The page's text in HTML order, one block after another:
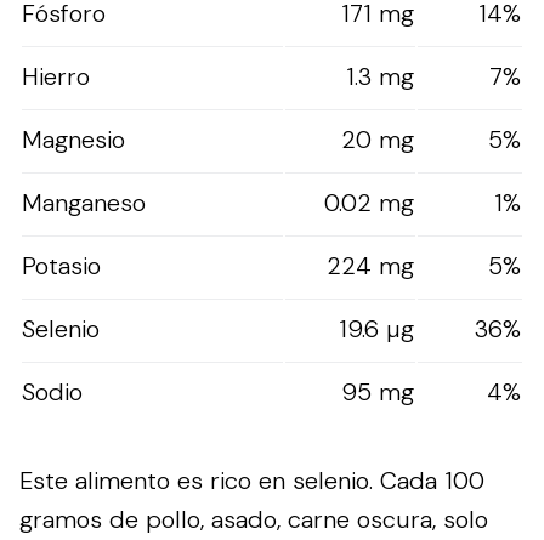
Fósforo 171 mg
14%
Hierro
1.3 mg
7%
Magnesio
20 mg
5%
Manganeso
0.02 mg
1%
Potasio
224 mg
5%
Selenio
19.6 µg
36%
Sodio
95 mg 4%
Este alimento es rico en selenio. Cada 100
gramos de pollo, asado, carne oscura, solo